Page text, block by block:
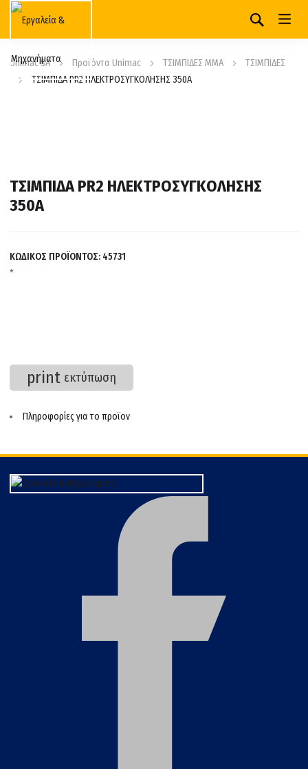
Unimac SA Προϊόντα Unimac ΤΣΙΜΠΙΔΕΣ MMA
ΤΣΙΜΠΙΔΕΣ
ΤΣΙΜΠΙΔΑ PR2 ΗΛΕΚΤΡΟΣΥΓΚΟΛΗΣΗΣ 350Α
ΤΣΙΜΠΙΔΑ PR2 ΗΛΕΚΤΡΟΣΥΓΚΟΛΗΣΗΣ
350Α
ΚΩΔΙΚΟΣ ΠΡΟΪΟΝΤΟΣ: 45731
*
print εκτύπωση
Πληροφορίες για το προϊον